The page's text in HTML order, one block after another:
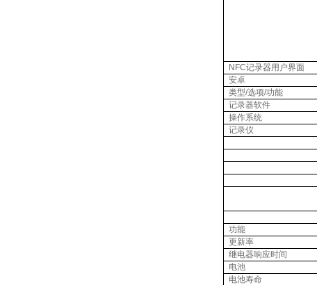
NFC记录器用户界面
安卓
类型/选项/功能
记录器软件
操作系统
记录仪
功能
更新率
继电器响应时间
电池
电池寿命